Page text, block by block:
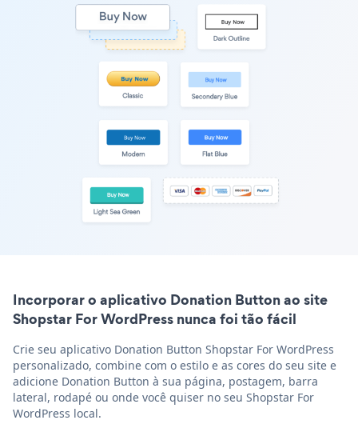
Incorporar o aplicativo Donation Button ao site
Shopstar For WordPress nunca foi tão fácil
Crie seu aplicativo Donation Button Shopstar For WordPress
personalizado, combine com o estilo e as cores do seu site e
adicione Donation Button à sua página, postagem, barra
lateral, rodapé ou onde você quiser no seu Shopstar For
WordPress local.